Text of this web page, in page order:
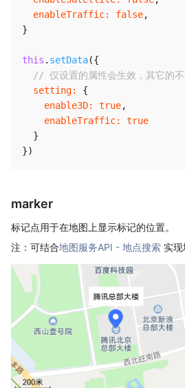
enableTraffic: false,
}
this . setData({
// 仅设置的属性会生效，其它的不
setting:
{
enable3D: true,
enableTraffic:
true
}
})
marker
标记点用于在地图上显示标记的位置。
注：可结合地图服务API - 地点搜索 实现